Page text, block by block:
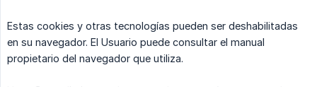
Estas cookies y otras tecnologías pueden ser deshabilitadas
en su navegador. El Usuario puede consultar el manual
propietario del navegador que utiliza.